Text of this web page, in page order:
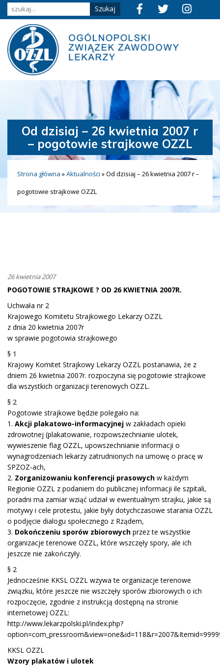
Od dzisiaj – 26 kwietnia 2007 r
– pogotowie strajkowe OZZL
Strona główna »Aktualności »Od dzisiaj – 26 kwietnia 2007 r –
pogotowie strajkowe OZZL
26 kwietnia 2007
POGOTOWIE STRAJKOWE ? OD 26 KWIETNIA 2007R.
Uchwała nr 2
Krajowego Komitetu Strajkowego Lekarzy OZZL
z dnia 20 kwietnia 2007r
w sprawie pogotowia strajkowego
§ 1
Krajowy Komitet Strajkowy Lekarzy OZZL postanawia, że z
dniem 26 kwietnia 2007r. rozpoczyna się pogotowie strajkowe
dla wszystkich organizacji terenowych OZZL.
§ 2
Pogotowie strajkowe będzie polegało na:
1. Akcji plakatowo-informacyjnej w zakładach opieki
zdrowotnej (plakatowanie, rozpowszechnianie ulotek,
wywieszenie flag OZZL, upowszechnianie informacji o
wynagrodzeniach lekarzy zatrudnionych na umowę o pracę w
SPZOZ-ach,
2. Zorganizowaniu konferencji prasowych w każdym
Regionie OZZL z podaniem do publicznej informacji ile szpitali,
poradni ma zamiar wziąć udział w ewentualnym strajku, jakie są
motywy i cele protestu, jakie były dotychczasowe starania OZZL
o podjęcie dialogu społecznego z Rządem,
3. Dokończeniu sporów zbiorowych przez te wszystkie
organizacje terenowe OZZL, które wszczęły spory, ale ich
jeszcze nie zakończyły.
§ 2
Jednocześnie KKSL OZZL wzywa te organizacje terenowe
związku, które jeszcze nie wszczęły sporów zbiorowych o ich
rozpoczęcie, zgodnie z instrukcją dostępną na stronie
internetowej OZZL:
http://www.lekarzpolski.pl/index.php?
KKSL OZZL
Wzory plakatów i ulotek